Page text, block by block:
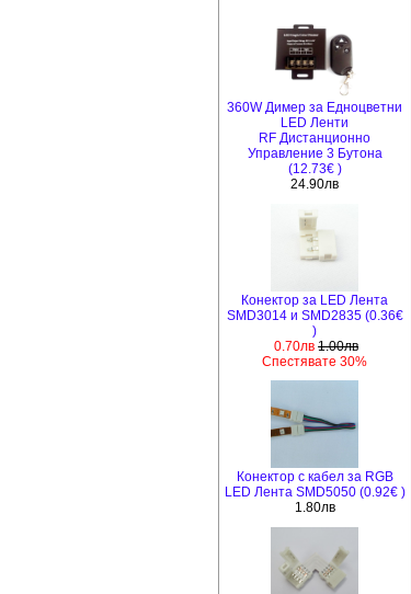
360W Димер за Едноцветни
LED Ленти
RF Дистанционно
Управление 3 Бутона
(12.73€ )
24.90лв
Конектор за LED Лента
SMD3014 и SMD2835 (0.36€
)
0.70лв 1.00лв
Спестявате 30%
Конектор с кабел за RGB
LED Лента SMD5050 (0.92€ )
1.80лв